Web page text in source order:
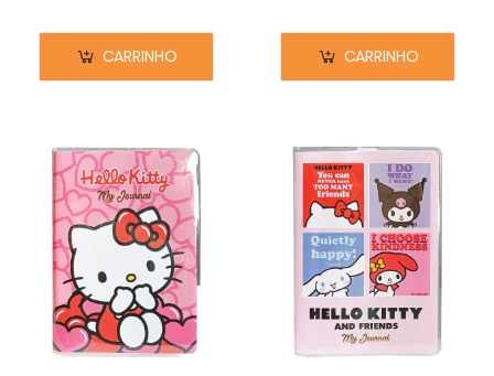
CARRINHO CARRINHO